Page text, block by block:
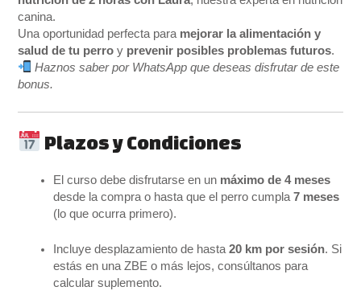
canina.
Una oportunidad perfecta para mejorar la alimentación y
salud de tu perro y prevenir posibles problemas futuros.
Haznos saber por WhatsApp que deseas disfrutar de este
bonus.
Plazos y Condiciones
El curso debe disfrutarse en un máximo de 4 meses
desde la compra o hasta que el perro cumpla7 meses
(lo que ocurra primero).
Incluye desplazamiento de hasta20 km por sesión. Si
estás en una ZBE o más lejos, consúltanos para
calcular suplemento.